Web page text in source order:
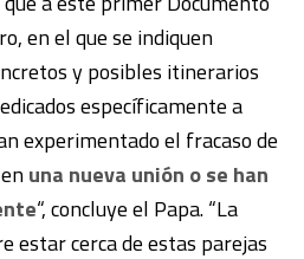
en el que se indiquen
y posibles itinerarios
específicamente a
experimentado el fracaso de
una nueva unión o se han
“, concluye el Papa. “La
estar cerca de estas parejas